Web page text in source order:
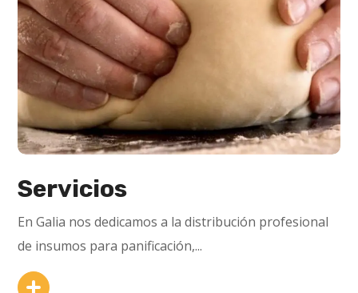
Servicios
En Galia nos dedicamos a la distribución profesional
de insumos para panificación,...